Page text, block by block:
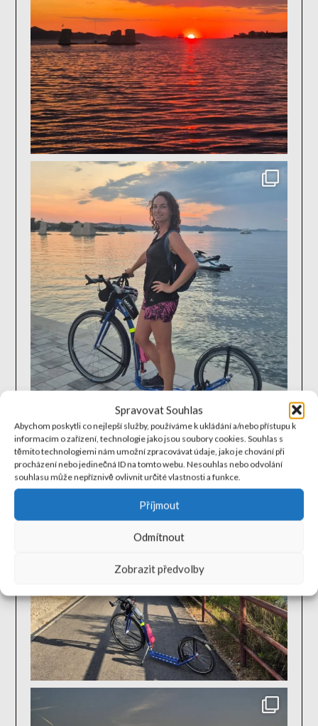
Spravovat Souhlas
Abychom poskytli co nejlepší služby, používáme k ukládání a/nebo přístupu k
informacím o zařízení, technologie jako jsou soubory cookies. Souhlas s
těmito technologiemi nám umožní zpracovávat údaje, jako je chování při
procházení nebo jedinečná ID na tomto webu. Nesouhlas nebo odvolání
souhlasu může nepříznivě ovlivnit určité vlastnosti a funkce.
Příjmout
Odmítnout
Zobrazit předvolby